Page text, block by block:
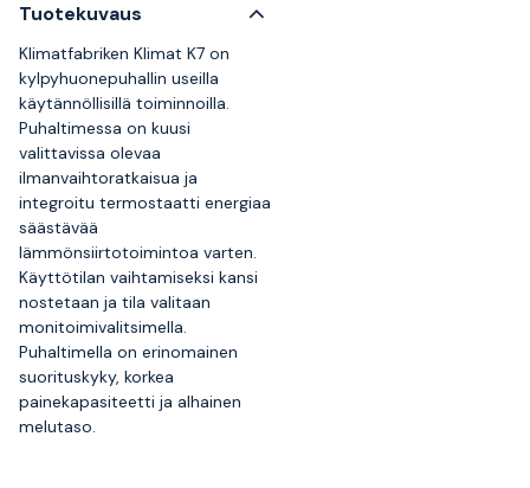
Tuotekuvaus
Klimatfabriken Klimat K7 on
kylpyhuonepuhallin useilla
käytännöllisillä toiminnoilla.
Puhaltimessa on kuusi
valittavissa olevaa
ilmanvaihtoratkaisua ja
integroitu termostaatti energiaa
säästävää
lämmönsiirtotoimintoa varten.
Käyttötilan vaihtamiseksi kansi
nostetaan ja tila valitaan
monitoimivalitsimella.
Puhaltimella on erinomainen
suorituskyky, korkea
painekapasiteetti ja alhainen
melutaso.